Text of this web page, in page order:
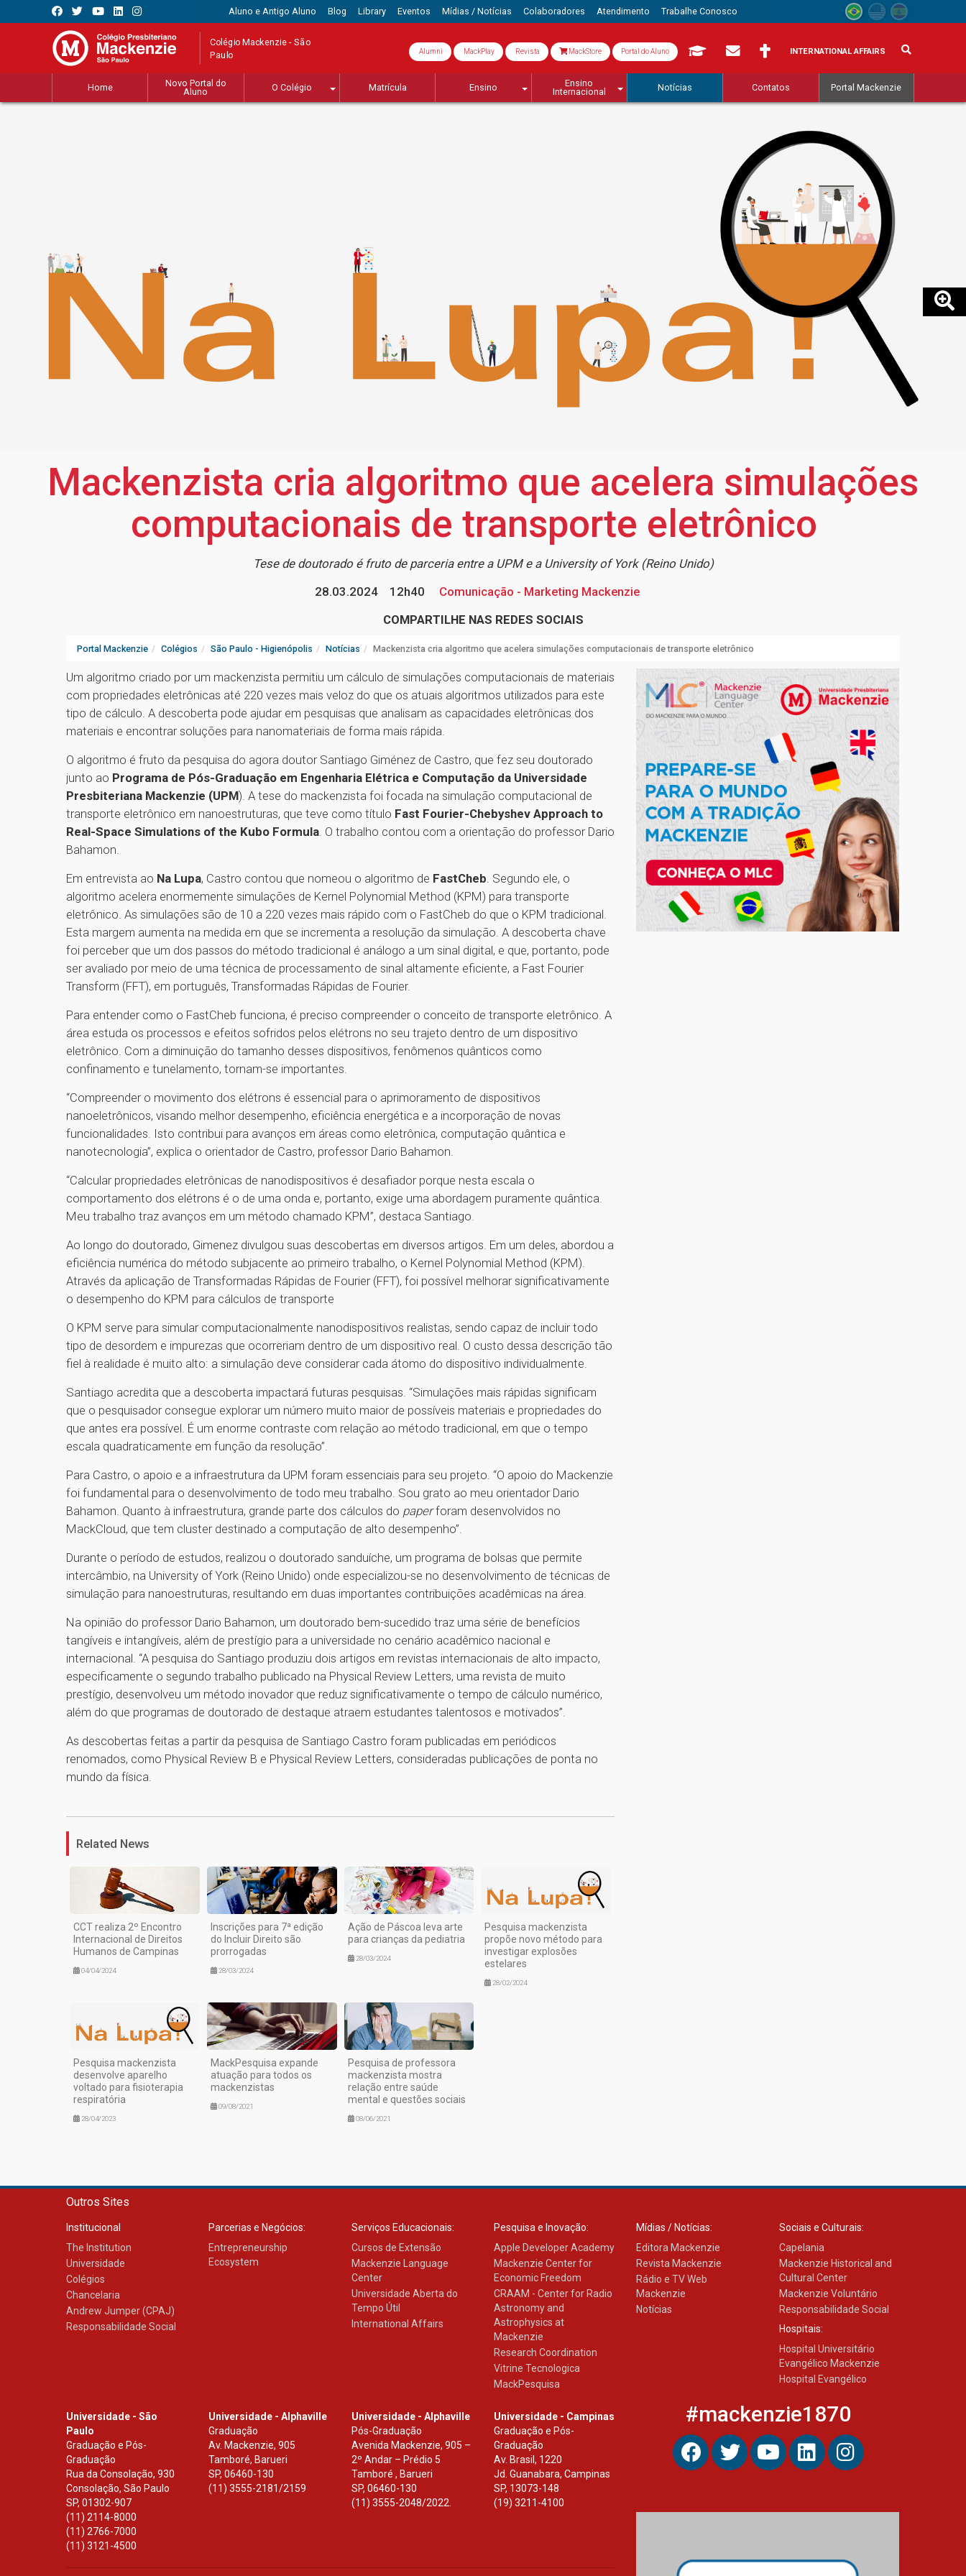
Aluno e Antigo Aluno Blog Library Eventos Mídias / Notícias Colaboradores Atendimento Trabalhe Conosco
Colégio Mackenzie - São
Paulo Alumni MackPlay Revista MackStore Portal do Aluno INTERNATIONAL AFFAIRS
Home
Novo Portal do
Aluno
O Colégio Matrícula Ensino
Ensino
Internacional
Notícias Contatos Portal Mackenzie
Mackenzista cria algoritmo que acelera simulações
computacionais de transporte eletrônico
Tese de doutorado é fruto de parceria entre a UPM e a University of York (Reino Unido)
28.03.2024
12h40
Comunicação - Marketing Mackenzie
COMPARTILHE NAS REDES SOCIAIS
Portal Mackenzie Colégios São Paulo - Higienópolis Notícias Mackenzista cria algoritmo que acelera simulações computacionais de transporte eletrônico
Um algoritmo criado por um mackenzista permitiu um cálculo de simulações computacionais de materiais
com propriedades eletrônicas até 220 vezes mais veloz do que os atuais algoritmos utilizados para este
tipo de cálculo. A descoberta pode ajudar em pesquisas que analisam as capacidades eletrônicas dos
materiais e encontrar soluções para nanomateriais de forma mais rápida.
O algoritmo é fruto da pesquisa do agora doutor Santiago Giménez de Castro, que fez seu doutorado
junto ao Programa de Pós-Graduação em Engenharia Elétrica e Computação da Universidade
Presbiteriana Mackenzie (UPM). A tese do mackenzista foi focada na simulação computacional de
transporte eletrônico em nanoestruturas, que teve como título Fast Fourier-Chebyshev Approach to
Real-Space Simulations of the Kubo Formula. O trabalho contou com a orientação do professor Dario
Bahamon.
Em entrevista ao Na Lupa, Castro contou que nomeou o algoritmo de FastCheb. Segundo ele, o
algoritmo acelera enormemente simulações de Kernel Polynomial Method (KPM) para transporte
eletrônico. As simulações são de 10 a 220 vezes mais rápido com o FastCheb do que o KPM tradicional.
Esta margem aumenta na medida em que se incrementa a resolução da simulação. A descoberta chave
foi perceber que um dos passos do método tradicional é análogo a um sinal digital, e que, portanto, pode
ser avaliado por meio de uma técnica de processamento de sinal altamente eficiente, a Fast Fourier
Transform (FFT), em português, Transformadas Rápidas de Fourier.
Para entender como o FastCheb funciona, é preciso compreender o conceito de transporte eletrônico. A
área estuda os processos e efeitos sofridos pelos elétrons no seu trajeto dentro de um dispositivo
eletrônico. Com a diminuição do tamanho desses dispositivos, fenômenos quânticos como
confinamento e tunelamento, tornam-se importantes.
“Compreender o movimento dos elétrons é essencial para o aprimoramento de dispositivos
nanoeletrônicos, visando melhor desempenho, eficiência energética e a incorporação de novas
funcionalidades. Isto contribui para avanços em áreas como eletrônica, computação quântica e
nanotecnologia”, explica o orientador de Castro, professor Dario Bahamon.
“Calcular propriedades eletrônicas de nanodispositivos é desafiador porque nesta escala o
comportamento dos elétrons é o de uma onda e, portanto, exige uma abordagem puramente quântica.
Meu trabalho traz avanços em um método chamado KPM”, destaca Santiago.
Ao longo do doutorado, Gimenez divulgou suas descobertas em diversos artigos. Em um deles, abordou a
eficiência numérica do método subjacente ao primeiro trabalho, o Kernel Polynomial Method (KPM).
Através da aplicação de Transformadas Rápidas de Fourier (FFT), foi possível melhorar significativamente
o desempenho do KPM para cálculos de transporte
O KPM serve para simular computacionalmente nanodispositivos realistas, sendo capaz de incluir todo
tipo de desordem e impurezas que ocorreriam dentro de um dispositivo real. O custo dessa descrição tão
fiel à realidade é muito alto: a simulação deve considerar cada átomo do dispositivo individualmente.
Santiago acredita que a descoberta impactará futuras pesquisas. “Simulações mais rápidas significam
que o pesquisador consegue explorar um número muito maior de possíveis materiais e propriedades do
que antes era possível. É um enorme contraste com relação ao método tradicional, em que o tempo
escala quadraticamente em função da resolução”.
Para Castro, o apoio e a infraestrutura da UPM foram essenciais para seu projeto. “O apoio do Mackenzie
foi fundamental para o desenvolvimento de todo meu trabalho. Sou grato ao meu orientador Dario
Bahamon. Quanto à infraestrutura, grande parte dos cálculos do paperforam desenvolvidos no
MackCloud, que tem cluster destinado a computação de alto desempenho”.
Durante o período de estudos, realizou o doutorado sanduíche, um programa de bolsas que permite
intercâmbio, na University of York (Reino Unido) onde especializou-se no desenvolvimento de técnicas de
simulação para nanoestruturas, resultando em duas importantes contribuições acadêmicas na área.
Na opinião do professor Dario Bahamon, um doutorado bem-sucedido traz uma série de benefícios
tangíveis e intangíveis, além de prestígio para a universidade no cenário acadêmico nacional e
internacional. “A pesquisa do Santiago produziu dois artigos em revistas internacionais de alto impacto,
especificamente o segundo trabalho publicado na Physical Review Letters, uma revista de muito
prestígio, desenvolveu um método inovador que reduz significativamente o tempo de cálculo numérico,
além do que programas de doutorado de destaque atraem estudantes talentosos e motivados”.
As descobertas feitas a partir da pesquisa de Santiago Castro foram publicadas em periódicos
renomados, como Physical Review B e Physical Review Letters, consideradas publicações de ponta no
mundo da física.
Related News
CCT realiza 2º Encontro
Internacional de Direitos
Humanos de Campinas
04/04/2024
Inscrições para 7ª edição
do Incluir Direito são
prorrogadas
28/03/2024
Ação de Páscoa leva arte
para crianças da pediatria
28/03/2024
Pesquisa mackenzista
propõe novo método para
investigar explosões
estelares
28/02/2024
Pesquisa mackenzista
desenvolve aparelho
voltado para fisioterapia
respiratória
28/04/2023
MackPesquisa expande
atuação para todos os
mackenzistas
09/08/2021
Pesquisa de professora
mackenzista mostra
relação entre saúde
mental e questões sociais
08/06/2021
Outros Sites
Institucional
The Institution
Universidade
Colégios
Chancelaria
Andrew Jumper (CPAJ)
Responsabilidade Social
Parcerias e Negócios:
Entrepreneurship
Ecosystem
Serviços Educacionais:
Cursos de Extensão
Mackenzie Language
Center
Universidade Aberta do
Tempo Útil
International Affairs
Pesquisa e Inovação:
Apple Developer Academy
Mackenzie Center for
Economic Freedom
CRAAM - Center for Radio
Astronomy and
Astrophysics at
Mackenzie
Research Coordination
Vitrine Tecnologica
MackPesquisa
Mídias / Notícias:
Editora Mackenzie
Revista Mackenzie
Rádio e TV Web
Mackenzie
Notícias
Sociais e Culturais:
Capelania
Mackenzie Historical and
Cultural Center
Mackenzie Voluntário
Responsabilidade Social
Hospitais:
Hospital Universitário
Evangélico Mackenzie
Hospital Evangélico
Universidade - São
Paulo
Graduação e Pós-
Graduação
Rua da Consolação, 930
Consolação, São Paulo
SP, 01302-907
(11) 2114-8000
(11) 2766-7000
(11) 3121-4500
Universidade - Alphaville
Graduação
Av. Mackenzie, 905
Tamboré, Barueri
SP,06460-130
(11) 3555-2181/2159
Universidade - Alphaville
Pós-Graduação
Avenida Mackenzie, 905 –
2º Andar – Prédio 5
Tamboré , Barueri
SP, 06460-130
(11) 3555-2048/2022.
Universidade - Campinas
Graduação e Pós-
Graduação
Av. Brasil, 1220
Jd. Guanabara, Campinas
SP, 13073-148
(19) 3211-4100
#mackenzie1870